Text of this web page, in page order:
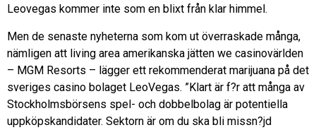
Leovegas kommer inte som en blixt från klar himmel.
Men de senaste nyheterna som kom ut överraskade många,
nämligen att living area amerikanska jätten we casinovärlden
– MGM Resorts – lägger ett rekommenderat marijuana på det
sveriges casino bolaget LeoVegas. ”Klart är f?r att många av
Stockholmsbörsens spel- och dobbelbolag är potentiella
uppköpskandidater. Sektorn är om du ska bli missn?jd